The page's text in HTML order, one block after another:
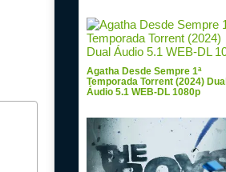
Agatha Desde Sempre 1ª
Temporada Torrent (2024) Dual
Áudio 5.1 WEB-DL 1080p